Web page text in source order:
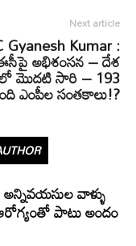
Next article
Gyanesh Kumar :
అభిశంసన – దేశ
మొదటి సారి – 193
ఎంపీల సంతకాలు!?
వాళ్ళు
పాటు అందం